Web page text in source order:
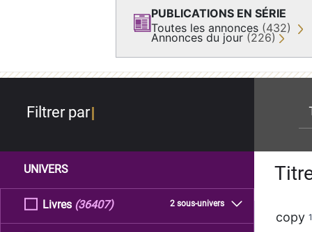
PUBLICATIONS EN SÉRIE
Toutes les annonces (432)
Annonces du jour (226)
Filtrer par
UNIVERS
Livres 2 sous-univers
(36407)
copy